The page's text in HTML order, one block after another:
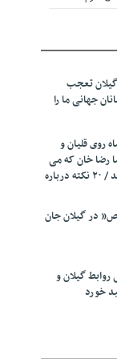
حمایتی
مشخص شد
از مراجع رسمی
ایران و
کشاورزان
تعجب
جهانی ما را
روی قلیان و
رضا خان که می
رفت همه شاد بودند / ۲۰ نکته درباره
در گیلان جان
روابط گیلان و
خورد